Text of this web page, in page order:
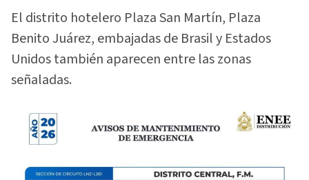
El distrito hotelero Plaza San Martín, Plaza
Benito Juárez, embajadas de Brasil y Estados
Unidos también aparecen entre las zonas
señaladas.